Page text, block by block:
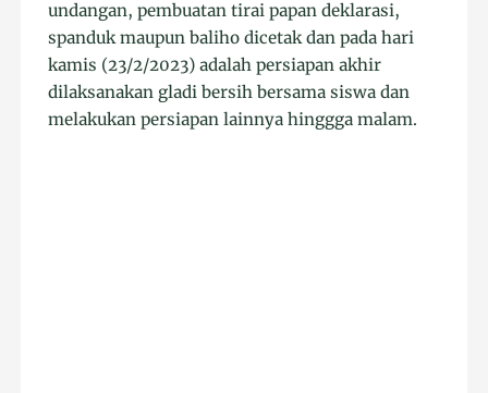
undangan, pembuatan tirai papan deklarasi,
spanduk maupun baliho dicetak dan pada hari
kamis (23/2/2023) adalah persiapan akhir
dilaksanakan gladi bersih bersama siswa dan
melakukan persiapan lainnya hinggga malam.